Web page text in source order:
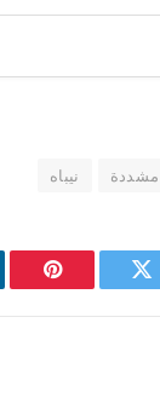
مشددة نيباه
تويتر